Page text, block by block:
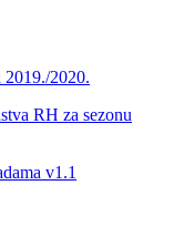
2019./2020.
RH za sezonu
v1.1